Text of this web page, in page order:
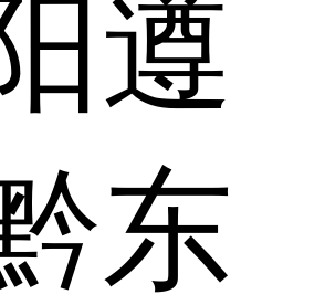
遵
东